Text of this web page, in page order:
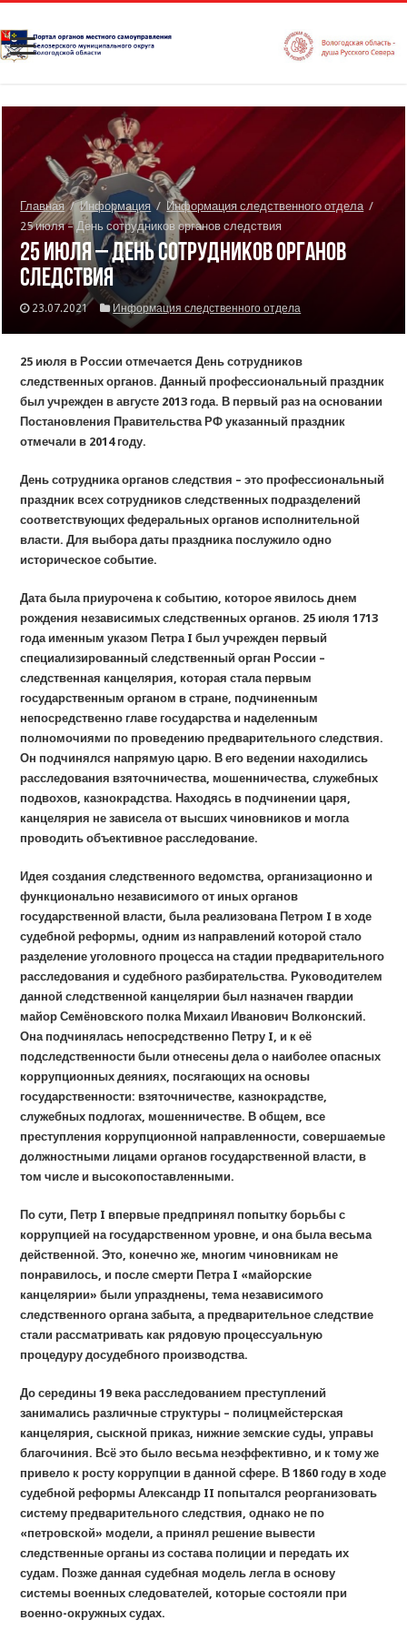
Главная / Информация / Информация следственного отдела /
25 июля – День сотрудников органов следствия
25 июля – День сотрудников органов
следствия
23.07.2021 Информация следственного отдела
25 июля в России отмечается День сотрудников
следственных органов. Данный профессиональный праздник
был учрежден в августе 2013 года. В первый раз на основании
Постановления Правительства РФ указанный праздник
отмечали в 2014 году.
День сотрудника органов следствия – это профессиональный
праздник всех сотрудников следственных подразделений
соответствующих федеральных органов исполнительной
власти.Для выбора даты праздника послужило одно
историческое событие.
Дата была приурочена к событию, которое явилось днем
рождения независимых следственных органов. 25 июля 1713
года именным указом Петра I был учрежден первый
специализированный следственный орган России –
следственная канцелярия, которая стала первым
государственным органом в стране, подчиненным
непосредственно главе государства и наделенным
полномочиями по проведению предварительного следствия.
Он подчинялся напрямую царю. В его ведении находились
расследования взяточничества, мошенничества, служебных
подвохов, казнокрадства. Находясь в подчинении царя,
канцелярия не зависела от высших чиновников и могла
проводить объективное расследование.
Идея создания следственного ведомства, организационно и
функционально независимого от иных органов
государственной власти, была реализована Петром I в ходе
судебной реформы, одним из направлений которой стало
разделение уголовного процесса на стадии предварительного
расследования и судебного разбирательства. Руководителем
данной следственной канцелярии был назначен гвардии
майор Семёновского полка Михаил Иванович Волконский.
Она подчинялась непосредственно Петру I, и к её
подследственности были отнесены дела о наиболее опасных
коррупционных деяниях, посягающих на основы
государственности: взяточничестве, казнокрадстве,
служебных подлогах, мошенничестве. В общем, все
преступления коррупционной направленности, совершаемые
должностными лицами органов государственной власти, в
том числе и высокопоставленными.
По сути, Петр I впервые предпринял попытку борьбы с
коррупцией на государственном уровне, и она была весьма
действенной. Это, конечно же, многим чиновникам не
понравилось, и после смерти Петра I «майорские
канцелярии» были упразднены, тема независимого
следственного органа забыта, а предварительное следствие
стали рассматривать как рядовую процессуальную
процедуру досудебного производства.
До середины 19 века расследованием преступлений
занимались различные структуры – полицмейстерская
канцелярия, сыскной приказ, нижние земские суды, управы
благочиния. Всё это было весьма неэффективно, и к тому же
привело к росту коррупции в данной сфере. В 1860 году в ходе
судебной реформы Александр II попытался реорганизовать
систему предварительного следствия, однако не по
«петровской» модели, а принял решение вывести
следственные органы из состава полиции и передать их
судам. Позже данная судебная модель легла в основу
системы военных следователей, которые состояли при
военно-окружных судах.